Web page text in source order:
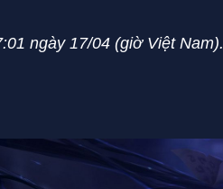
ngày 17/04 (giờ Việt Nam).